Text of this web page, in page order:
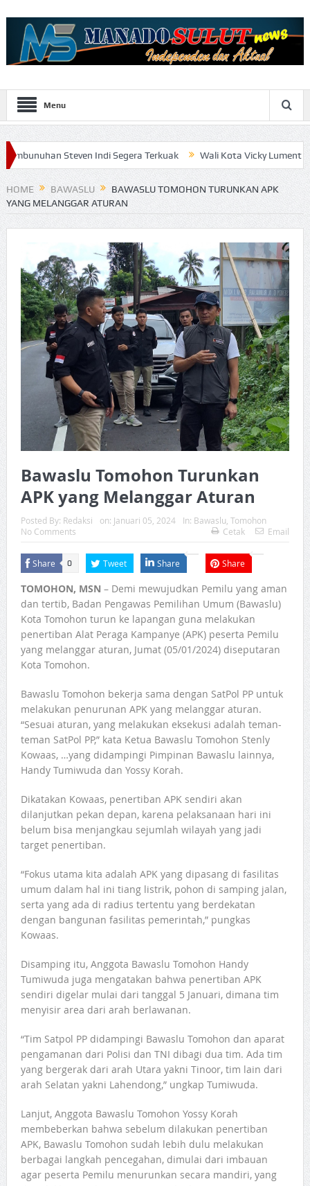
Menu
Indi Segera Terkuak Wali Kota Vicky Lumentut Serahkan
HOME BAWASLU
BAWASLU TOMOHON TURUNKAN APK
YANG MELANGGAR ATURAN
Bawaslu Tomohon Turunkan
APK yang Melanggar Aturan
Posted By: Redaksi on: Januari 05, 2024 In: Bawaslu Tomohon
No Comments
Cetak Email
Share 0 Tweet Share Share
TOMOHON, MSN – Demi mewujudkan Pemilu yang aman
dan tertib, Badan Pengawas Pemilihan Umum (Bawaslu)
Kota Tomohon turun ke lapangan guna melakukan
penertiban Alat Peraga Kampanye (APK) peserta Pemilu
yang melanggar aturan, Jumat (05/01/2024) diseputaran
Kota Tomohon.
Bawaslu Tomohon bekerja sama dengan SatPol PP untuk
melakukan penurunan APK yang melanggar aturan.
“Sesuai aturan, yang melakukan eksekusi adalah teman-
teman SatPol PP,” kata Ketua Bawaslu Tomohon Stenly
Kowaas, …yang didampingi Pimpinan Bawaslu lainnya,
Handy Tumiwuda dan Yossy Korah.
Dikatakan Kowaas, penertiban APK sendiri akan
dilanjutkan pekan depan, karena pelaksanaan hari ini
belum bisa menjangkau sejumlah wilayah yang jadi
target penertiban.
“Fokus utama kita adalah APK yang dipasang di fasilitas
umum dalam hal ini tiang listrik, pohon di samping jalan,
serta yang ada di radius tertentu yang berdekatan
dengan bangunan fasilitas pemerintah,” pungkas
Kowaas.
Disamping itu, Anggota Bawaslu Tomohon Handy
Tumiwuda juga mengatakan bahwa penertiban APK
sendiri digelar mulai dari tanggal 5 Januari, dimana tim
menyisir area dari arah berlawanan.
“Tim Satpol PP didampingi Bawaslu Tomohon dan aparat
pengamanan dari Polisi dan TNI dibagi dua tim. Ada tim
yang bergerak dari arah Utara yakni Tinoor, tim lain dari
arah Selatan yakni Lahendong,” ungkap Tumiwuda.
Lanjut, Anggota Bawaslu Tomohon Yossy Korah
membeberkan bahwa sebelum dilakukan penertiban
APK, Bawaslu Tomohon sudah lebih dulu melakukan
berbagai langkah pencegahan, dimulai dari imbauan
agar peserta Pemilu menurunkan secara mandiri, yang